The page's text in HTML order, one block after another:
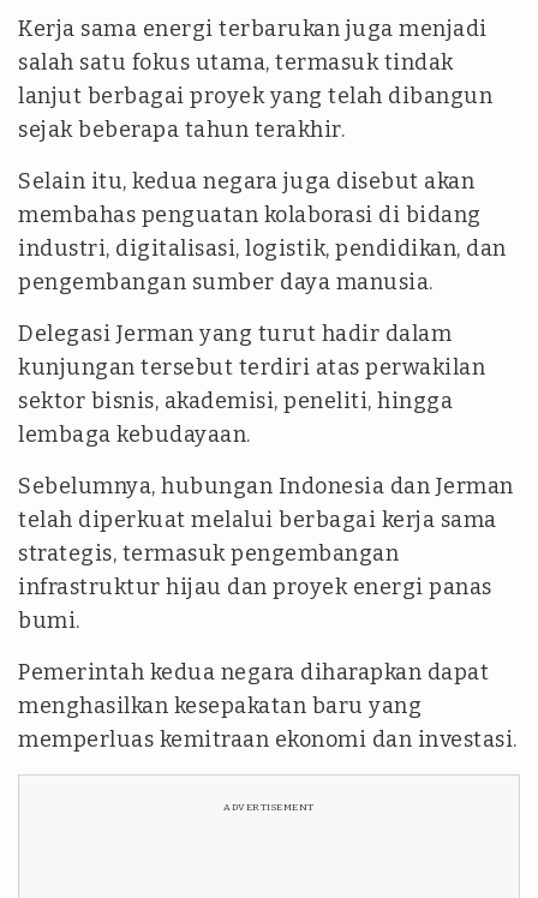
Kerja sama energi terbarukan juga menjadi
salah satu fokus utama, termasuk tindak
lanjut berbagai proyek yang telah dibangun
sejak beberapa tahun terakhir.
Selain itu, kedua negara juga disebut akan
membahas penguatan kolaborasi di bidang
industri, digitalisasi, logistik, pendidikan, dan
pengembangan sumber daya manusia.
Delegasi Jerman yang turut hadir dalam
kunjungan tersebut terdiri atas perwakilan
sektor bisnis, akademisi, peneliti, hingga
lembaga kebudayaan.
Sebelumnya, hubungan Indonesia dan Jerman
telah diperkuat melalui berbagai kerja sama
strategis, termasuk pengembangan
infrastruktur hijau dan proyek energi panas
bumi.
Pemerintah kedua negara diharapkan dapat
menghasilkan kesepakatan baru yang
memperluas kemitraan ekonomi dan investasi.
ADVERTISEMENT